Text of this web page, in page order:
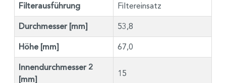
Filterausführung Filtereinsatz
Durchmesser [mm] 53,8
Höhe [mm] 67,0
Innendurchmesser 2
[mm]
15